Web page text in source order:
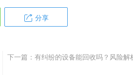
分享
下一篇： 有纠纷的设备能回收吗？风险解